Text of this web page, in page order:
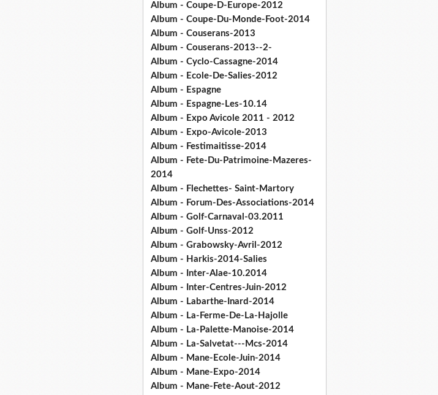
Album - Coupe-D-Europe-2012
Album - Coupe-Du-Monde-Foot-2014
Album - Couserans-2013
Album - Couserans-2013--2-
Album - Cyclo-Cassagne-2014
Album - Ecole-De-Salies-2012
Album - Espagne
Album - Espagne-Les-10.14
Album - Expo Avicole 2011 - 2012
Album - Expo-Avicole-2013
Album - Festimaitisse-2014
Album - Fete-Du-Patrimoine-Mazeres-
2014
Album - Flechettes- Saint-Martory
Album - Forum-Des-Associations-2014
Album - Golf-Carnaval-03.2011
Album - Golf-Unss-2012
Album - Grabowsky-Avril-2012
Album - Harkis-2014-Salies
Album - Inter-Alae-10.2014
Album - Inter-Centres-Juin-2012
Album - Labarthe-Inard-2014
Album - La-Ferme-De-La-Hajolle
Album - La-Palette-Manoise-2014
Album - La-Salvetat---Mcs-2014
Album - Mane-Ecole-Juin-2014
Album - Mane-Expo-2014
Album - Mane-Fete-Aout-2012